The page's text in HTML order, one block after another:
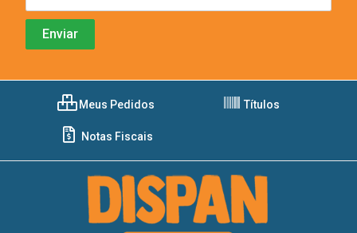
Meus Pedidos Títulos
Notas Fiscais